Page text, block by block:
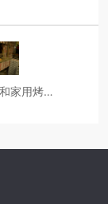
家用烤箱